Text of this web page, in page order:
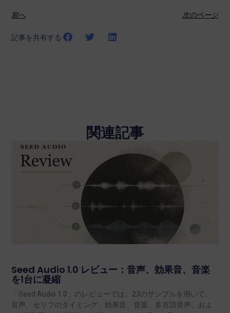
前へ 次のページ
記事を共有する
関連記事
Seed Audio 1.0 レビュー：音声、効果音、音楽
を1台に凝縮
「Seed Audio 1.0」のレビューでは、23のサンプルを用いて、
音声、セリフのタイミング、効果音、音楽、多言語音声、およ